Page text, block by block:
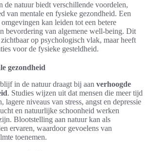
de natuur biedt verschillende voordelen,
van mentale en fysieke gezondheid. Een
kan leiden tot een betere
bevordering van algemene well-being. Dit
op psychologisch vlak, maar heeft
voor de fysieke gesteldheid.
gezondheid
in de natuur draagt bij aan verhoogde
. Studies wijzen uit dat mensen die meer tijd
lagere niveaus van stress, angst en depressie
en natuurlijke schoonheid werken
Blootstelling aan natuur kan als
ervaren, waardoor gevoelens van
toenemen.